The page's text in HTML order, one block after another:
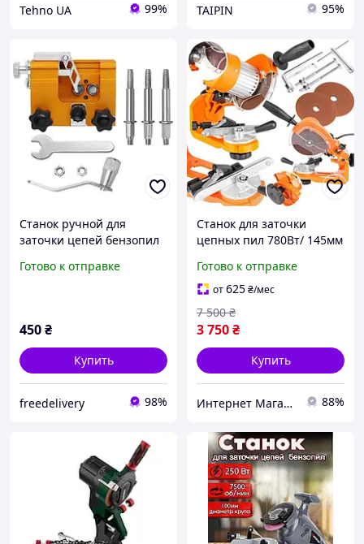
Tehno UA 99% TAIPIN 95%
Станок ручной для
заточки цепей бензопил
компактный
Готово к отправке
450₴
Купить
freedelivery 98%
Станок для заточки
цепных пил 780Вт/ 145мм
заточки цепей, Точилка
для цепи бензопилы, MTS
Готово к отправке
от625₴/мес
3 750₴
7 500 ₴
Купить
Интернет Магазин "StepShop" 88%